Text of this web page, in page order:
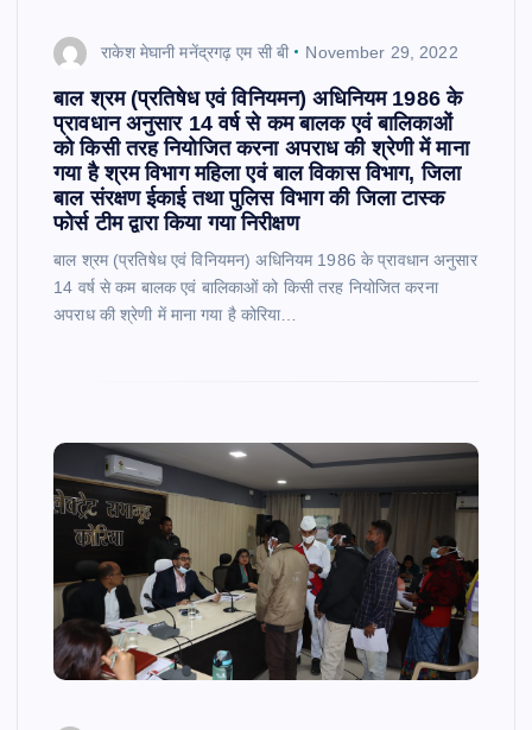
राकेश मेघानी मनेंद्रगढ़ एम सी बी November 29, 2022
बाल श्रम (प्रतिषेध एवं विनियमन) अधिनियम 1986 के
प्रावधान अनुसार 14 वर्ष से कम बालक एवं बालिकाओं
को किसी तरह नियोजित करना अपराध की श्रेणी में माना
गया है श्रम विभाग महिला एवं बाल विकास विभाग, जिला
बाल संरक्षण ईकाई तथा पुलिस विभाग की जिला टास्क
फोर्स टीम द्वारा किया गया निरीक्षण
बाल श्रम (प्रतिषेध एवं विनियमन) अधिनियम 1986 के प्रावधान अनुसार
14 वर्ष से कम बालक एवं बालिकाओं को किसी तरह नियोजित करना
अपराध की श्रेणी में माना गया है कोरिया…